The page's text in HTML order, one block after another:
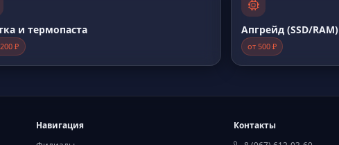
и термопаста
₽
Апгрейд (SSD/RAM)
от 500 ₽
Навигация
Контакты